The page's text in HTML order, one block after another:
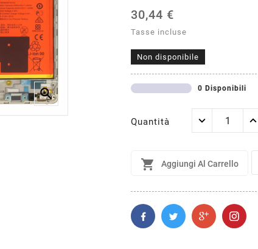

30,44 €
Tasse incluse
Non disponibile
0 Disponibili
Quantità
 Aggiungi Al Carrello